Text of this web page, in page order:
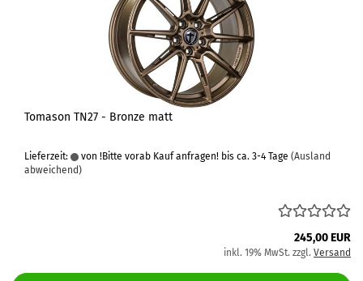
Tomason TN27 - Bronze matt
Lieferzeit: von !Bitte vorab Kauf anfragen! bis ca. 3-4 Tage (Ausland
abweichend)
245,00 EUR
inkl. 19% MwSt. zzgl. Versand